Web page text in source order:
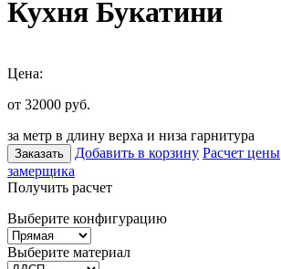
Кухня Букатини
Цена:
от 32000 руб.
за метр в длину верха и низа гарнитура
Заказать Добавить в корзину Расчет цены
замерщика
Получить расчет
Выберите конфигурацию
Выберите материал